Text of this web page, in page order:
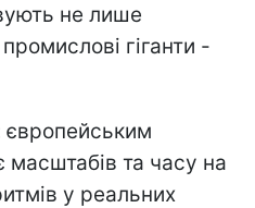
не лише
гіганти -
європейським
та часу на
у реальних